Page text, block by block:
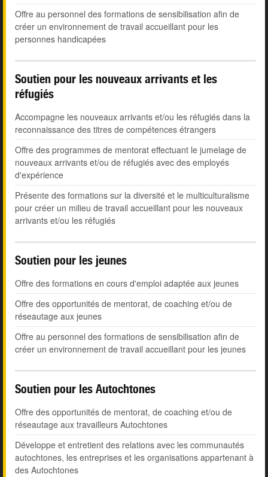
Offre au personnel des formations de sensibilisation afin de
créer un environnement de travail accueillant pour les
personnes handicapées
Soutien pour les nouveaux arrivants et les
réfugiés
Accompagne les nouveaux arrivants et/ou les réfugiés dans la
reconnaissance des titres de compétences étrangers
Offre des programmes de mentorat effectuant le jumelage de
nouveaux arrivants et/ou de réfugiés avec des employés
d'expérience
Présente des formations sur la diversité et le multiculturalisme
pour créer un milieu de travail accueillant pour les nouveaux
arrivants et/ou les réfugiés
Soutien pour les jeunes
Offre des formations en cours d'emploi adaptée aux jeunes
Offre des opportunités de mentorat, de coaching et/ou de
réseautage aux jeunes
Offre au personnel des formations de sensibilisation afin de
créer un environnement de travail accueillant pour les jeunes
Soutien pour les Autochtones
Offre des opportunités de mentorat, de coaching et/ou de
réseautage aux travailleurs Autochtones
Développe et entretient des relations avec les communautés
autochtones, les entreprises et les organisations appartenant à
des Autochtones